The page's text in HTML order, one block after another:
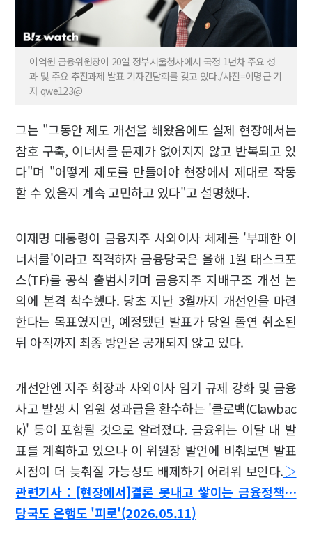
이억원 금융위원장이 20일 정부서울청사에서 국정 1년차 주요 성
과 및 주요 추진과제 발표 기자간담회를 갖고 있다./사진=이명근 기
자 qwe123@
그는 "그동안 제도 개선을 해왔음에도 실제 현장에서는
참호 구축, 이너서클 문제가 없어지지 않고 반복되고 있
다"며 "어떻게 제도를 만들어야 현장에서 제대로 작동
할 수 있을지 계속 고민하고 있다"고 설명했다.
이재명 대통령이 금융지주 사외이사 체제를 '부패한 이
너서클'이라고 직격하자 금융당국은 올해 1월 태스크포
스(TF)를 공식 출범시키며 금융지주 지배구조 개선 논
의에 본격 착수했다. 당초 지난 3월까지 개선안을 마련
한다는 목표였지만, 예정됐던 발표가 당일 돌연 취소된
뒤 아직까지 최종 방안은 공개되지 않고 있다.
개선안엔 지주 회장과 사외이사 임기 규제 강화 및 금융
사고 발생 시 임원 성과급을 환수하는 '클로백(Clawbac
k)' 등이 포함될 것으로 알려졌다. 금융위는 이달 내 발
표를 계획하고 있으나 이 위원장 발언에 비춰보면 발표
시점이 더 늦춰질 가능성도 배제하기 어려워 보인다.▷
관련기사 : [현장에서]결론 못내고 쌓이는 금융정책…
당국도 은행도 '피로'(2026.05.11)